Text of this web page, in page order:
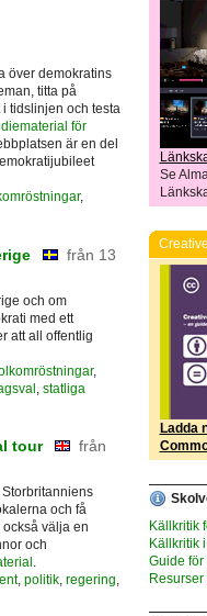
över demokratins
titta på
tidslinjen och testa
för
är en del
,
från 13
och om
med ett
att all offentlig
,
, statliga
tour
från
och få
välja en
och
.
, politik, regering,
Se
Ladda
Källkritik
Källkritik
Guide för